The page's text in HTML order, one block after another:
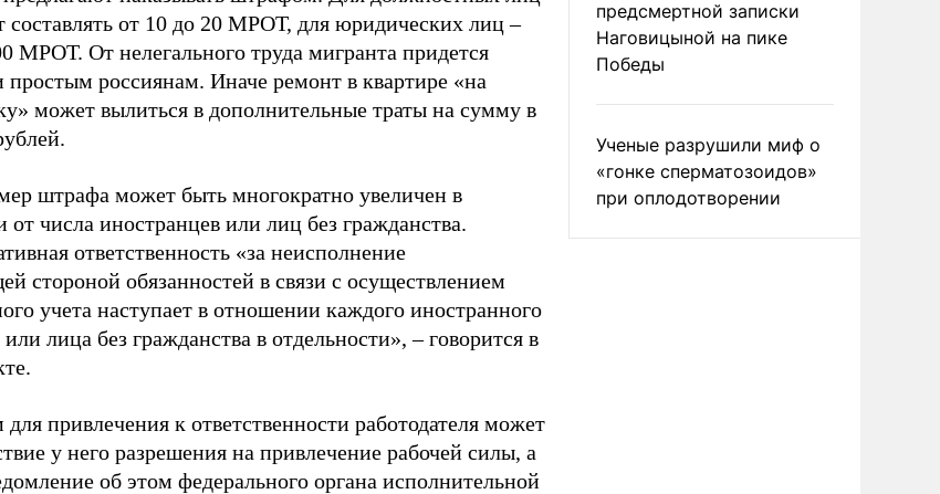
составлять от 10 до 20 МРОТ, для юридических лиц –
МРОТ. От нелегального труда мигранта придется
простым россиянам. Иначе ремонт в квартире «на
может вылиться в дополнительные траты на сумму в
штрафа может быть многократно увеличен в
от числа иностранцев или лиц без гражданства.
ответственность «за неисполнение
стороной обязанностей в связи с осуществлением
учета наступает в отношении каждого иностранного
лица без гражданства в отдельности», – говорится в
привлечения к ответственности работодателя может
у него разрешения на привлечение рабочей силы, а
об этом федерального органа исполнительной
предсмертной записки
Наговицыной на пике
Победы
Ученые разрушили миф о
«гонке сперматозоидов»
при оплодотворении